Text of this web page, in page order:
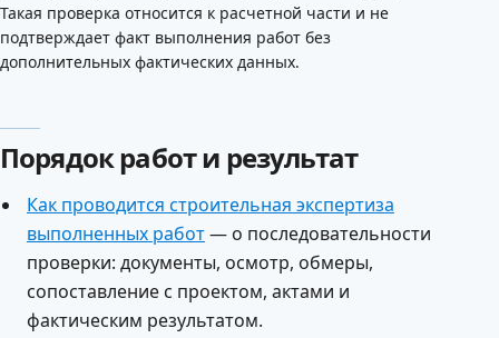
Такая проверка относится к расчетной части и не
подтверждает факт выполнения работ без
дополнительных фактических данных.
Порядок работ и результат
Как проводится строительная экспертиза
выполненных работ— о последовательности
проверки: документы, осмотр, обмеры,
сопоставление с проектом, актами и
фактическим результатом.